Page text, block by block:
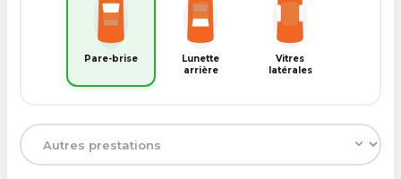
Pare-brise
Lunette
arrière
Vitres
latérales